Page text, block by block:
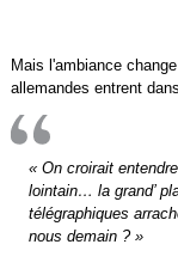
Mais l'ambiance
allemandes entrent
« On croirait
lointain… la grand’
télégraphiques
nous demain ? »